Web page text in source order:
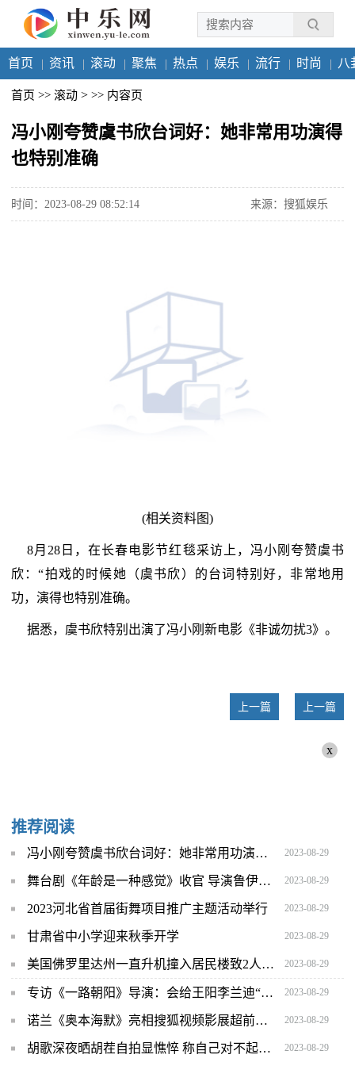
首页 资讯 滚动 聚焦 热点 娱乐 流行 时尚 八
首页 >> 滚动 > >> 内容页
冯小刚夸赞虞书欣台词好：她非常用功演得
也特别准确
时间：2023-08-29 08:52:14 来源：搜狐娱乐
(相关资料图)
8月28日，在长春电影节红毯采访上，冯小刚夸赞虞书
欣：“拍戏的时候她（虞书欣）的台词特别好，非常地用
功，演得也特别准确。
据悉，虞书欣特别出演了冯小刚新电影《非诚勿扰3》。
上一篇 上一篇
x
推荐阅读
冯小刚夸赞虞书欣台词好：她非常用功演得也特别准确 2023-08-29
舞台剧《年龄是一种感觉》收官 导演鲁伊莎本土化改编获赞 2023-08-29
2023河北省首届街舞项目推广主题活动举行 2023-08-29
甘肃省中小学迎来秋季开学 2023-08-29
美国佛罗里达州一直升机撞入居民楼致2人丧生 2023-08-29
专访《一路朝阳》导演：会给王阳李兰迪“年龄差”去油，不担心高叶抢风头 2023-08-29
诺兰《奥本海默》亮相搜狐视频影展超前点映 观众大赞震撼 2023-08-29
胡歌深夜晒胡茬自拍显憔悴 称自己对不起好多人 2023-08-29